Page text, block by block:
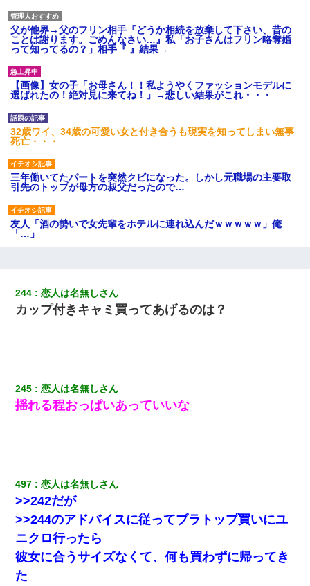
父が他界→父のフリン相手『どうか相続を放棄して下さい、昔の
ことは謝ります。ごめんなさい…』私「お子さんはフリン略奪婚
って知ってるの？」相手『 』結果→
【画像】女の子「お母さん！！私ようやくファッションモデルに
選ばれたの！絶対見に来てね！」→悲しい結果がこれ・・・
32歳ワイ、34歳の可愛い女と付き合うも現実を知ってしまい無事
死亡・・・
三年働いてたパートを突然クビになった。しかし元職場の主要取
引先のトップが母方の叔父だったので…
友人「酒の勢いで女先輩をホテルに連れ込んだｗｗｗｗｗ」俺
「…」
泣」俺（キターー）→
と電気を消すとミシッって音が…彼「ちょっと待ってて」→勢い
よくドアを開けるとなんと…
居酒屋にて。兄の紹介者「お酒飲みなって」私「未成年なので無
理です！」酷すぎるワードの連発で、耐えきれず店員に5千円を渡
し「お勘定です。逃がして下さい」その後、録音内容を父に聞か
せたら...
244 恋人は名無しさん
カップ付きキャミ買ってあげるのは？
245 恋人は名無しさん
揺れる程おっぱいあっていいな
497 恋人は名無しさん
>>242だが
>>244のアドバイスに従ってブラトップ買いにユ
ニクロ行ったら
彼女に合うサイズなくて、何も買わずに帰ってき
た